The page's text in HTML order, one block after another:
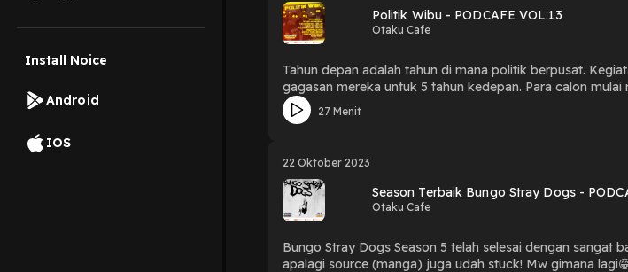
Install Noice
Android
IOS
Politik Wibu - PODCAFE VOL.13
Otaku Cafe
Tahun depan adalah tahun di mana politik berpusat.
gagasan mereka untuk 5 tahun kedepan. Para calon
seperti otaku. Apakah sah-sah saja untuk kepentingan
mari kita bahas...
27 Menit
22 Oktober 2023
Season Terbaik Bungo Stray Dogs -
Otaku Cafe
Bungo Stray Dogs Season 5 telah selesai dengan
apalagi source (manga) juga udah stuck! Mw gimana